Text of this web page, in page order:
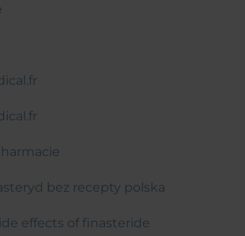
bez recepty polska
effects of finasteride